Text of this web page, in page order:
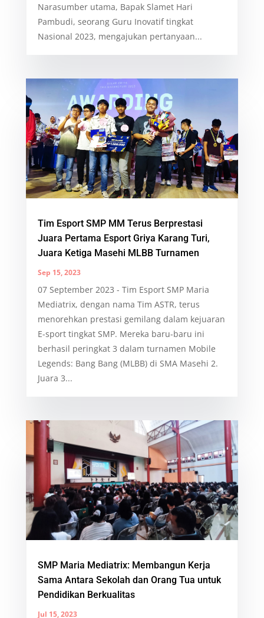
Narasumber utama, Bapak Slamet Hari
Pambudi, seorang Guru Inovatif tingkat
Nasional 2023, mengajukan pertanyaan...
Tim Esport SMP MM Terus Berprestasi
Juara Pertama Esport Griya Karang Turi,
Juara Ketiga Masehi MLBB Turnamen
Sep 15, 2023
07 September 2023 - Tim Esport SMP Maria
Mediatrix, dengan nama Tim ASTR, terus
menorehkan prestasi gemilang dalam kejuaran
E-sport tingkat SMP. Mereka baru-baru ini
berhasil peringkat 3 dalam turnamen Mobile
Legends: Bang Bang (MLBB) di SMA Masehi 2.
Juara 3...
SMP Maria Mediatrix: Membangun Kerja
Sama Antara Sekolah dan Orang Tua untuk
Pendidikan Berkualitas
Jul 15, 2023